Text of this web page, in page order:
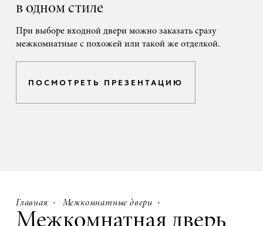
в одном стиле
При выборе входной двери можно заказать сразу
межкомнатные с похожей или такой же отделкой.
ПОСМОТРЕТЬ ПРЕЗЕНТАЦИЮ
Главная Межкомнатные двери